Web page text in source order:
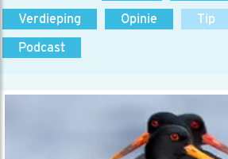
Verdieping
Opinie Tip
Podcast